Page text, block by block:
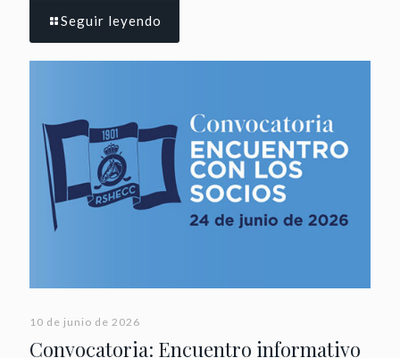
Seguir leyendo
10 de junio de 2026
Convocatoria: Encuentro informativo